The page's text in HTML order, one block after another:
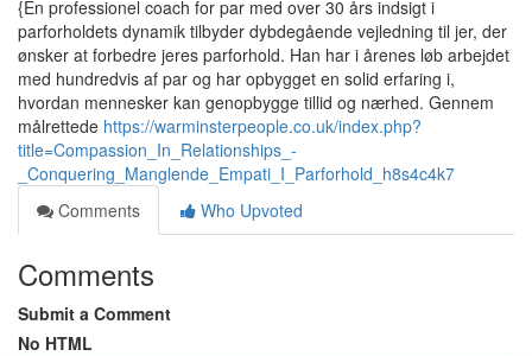
{En professionel coach for par med over 30 års indsigt i
parforholdets dynamik tilbyder dybdegående vejledning til jer, der
ønsker at forbedre jeres parforhold. Han har i årenes løb arbejdet
med hundredvis af par og har opbygget en solid erfaring i,
hvordan mennesker kan genopbygge tillid og nærhed. Gennem
målrettede https://warminsterpeople.co.uk/index.php?
title=Compassion_In_Relationships_-
_Conquering_Manglende_Empati_I_Parforhold_h8s4c4k7
Comments
Who Upvoted
Comments
Submit a Comment
No HTML